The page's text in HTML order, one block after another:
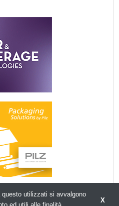
X
utilizzati si avvalgono